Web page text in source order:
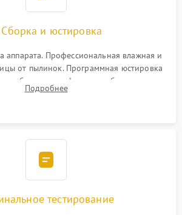
Сборка и юстировка
аппарата. Профессиональная влажная и
от пылинок. Программная юстировка
калибровка автофокуса, стабилизатора и
с помощью сервисного ПО.
Подробнее
тестирование